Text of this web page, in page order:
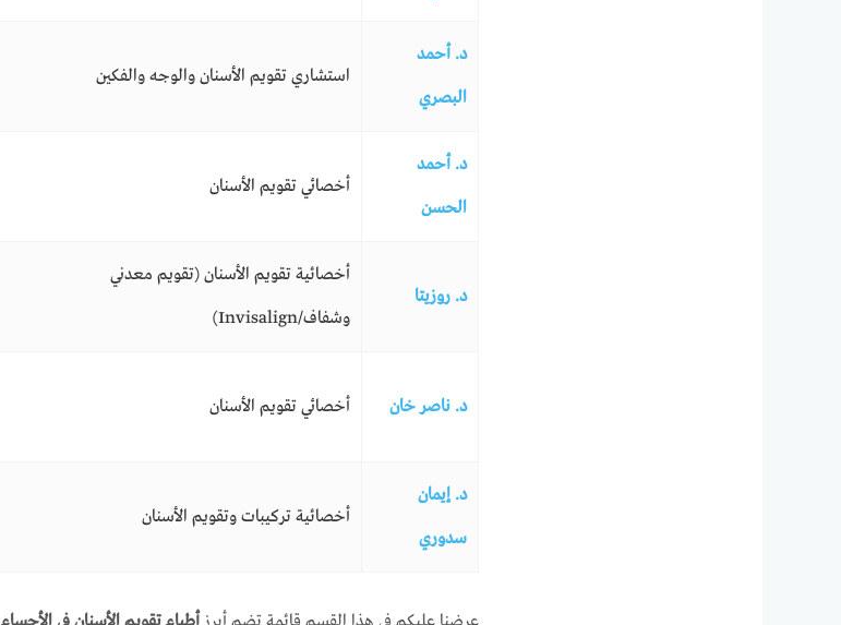
د. أحمد
البصري
استشاري تقويم الأسنان والوجه والفكين
د. أحمد
الحسن
أخصائي تقويم الأسنان
د. روزيتا
أخصائية تقويم الأسنان (تقويم معدني
وشفاف/Invisalign)
د. ناصر خان أخصائي تقويم الأسنان
د. إيمان
سدوري
أخصائية تركيبات وتقويم الأسنان